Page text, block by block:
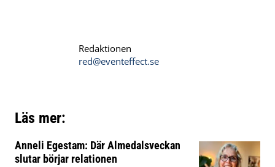
Redaktionen
red@eventeffect.se
Läs mer:
Anneli Egestam: Där Almedalsveckan
slutar börjar relationen